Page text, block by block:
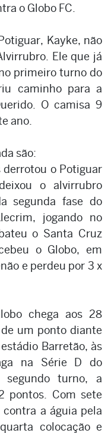
o Globo FC.
Kayke, não
Ele que já
primeiro turno do
caminho para a
O camisa 9
ano.
são:
derrotou o Potiguar
o alvirrubro
segunda fase do
jogando no
o Santa Cruz
o Globo, em
e perdeu por 3 x
chega aos 28
um ponto diante
Barretão, às
na Série D do
segundo turno, a
pontos. Com sete
a águia pela
colocação e